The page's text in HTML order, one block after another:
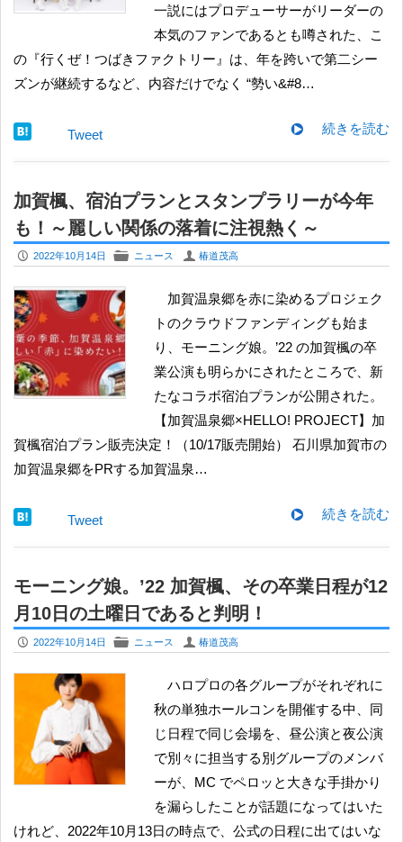
一説にはプロデューサーがリーダーの
本気のファンであるとも噂された、こ
の『行くぜ！つばきファクトリー』は、年を跨いで第二シー
ズンが継続するなど、内容だけでなく “勢い&#8…
続きを読む
Tweet
加賀楓、宿泊プランとスタンプラリーが今年
も！～麗しい関係の落着に注視熱く～
P 2022年10月14日 F ニュース U 椿道茂高
加賀温泉郷を赤に染めるプロジェク
トのクラウドファンディングも始ま
り、モーニング娘。’22 の加賀楓の卒
業公演も明らかにされたところで、新
たなコラボ宿泊プランが公開された。
【加賀温泉郷×HELLO! PROJECT】加
賀楓宿泊プラン販売決定！（10/17販売開始） 石川県加賀市の
加賀温泉郷をPRする加賀温泉…
続きを読む
Tweet
モーニング娘。’22 加賀楓、その卒業日程が12
月10日の土曜日であると判明！
P 2022年10月14日 F ニュース U 椿道茂高
ハロプロの各グループがそれぞれに
秋の単独ホールコンを開催する中、同
じ日程で同じ会場を、昼公演と夜公演
で別々に担当する別グループのメンバ
ーが、MC でペロッと大きな手掛かり
を漏らしたことが話題になってはいた
けれど、2022年10月13日の時点で、公式の日程に出てはいな